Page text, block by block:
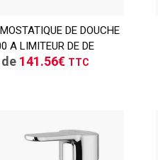
DE DOUCHE
A LIMITEUR DE DE
141.56€ TTC
de devis